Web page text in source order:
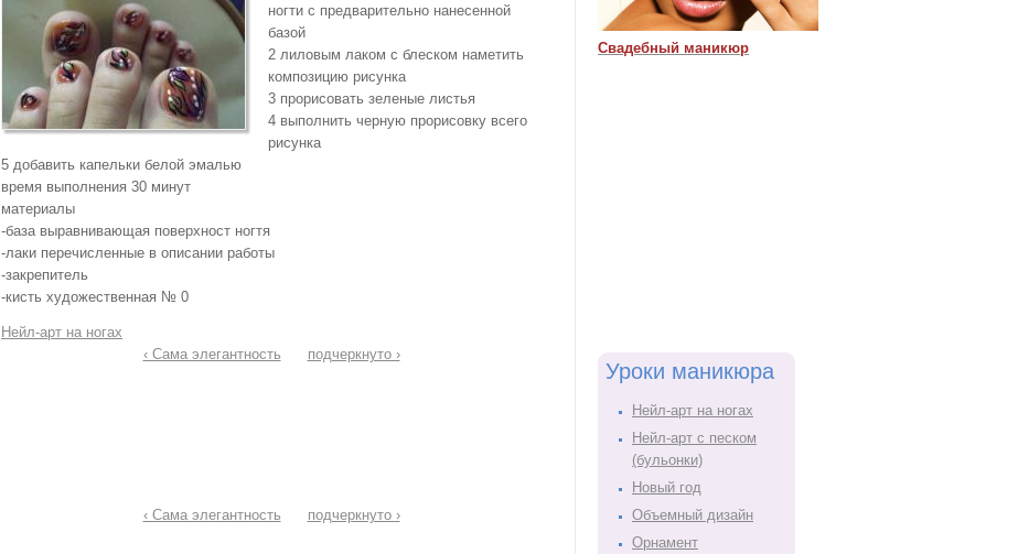
ногти с предварительно нанесенной
базой
2 лиловым лаком с блеском наметить
композицию рисунка
3 прорисовать зеленые листья
4 выполнить черную прорисовку всего
рисунка
5 добавить капельки белой эмалью
время выполнения 30 минут
материалы
-база выравнивающая поверхност ногтя
-лаки перечисленные в описании работы
-закрепитель
-кисть художественная № 0
Нейл-арт на ногах
‹ Сама элегантность
подчеркнуто ›
‹ Сама элегантность подчеркнуто ›
Свадебный маникюр
Уроки маникюра
Нейл-арт на ногах
Нейл-арт с песком
(бульонки)
Новый год
Объемный дизайн
Орнамент